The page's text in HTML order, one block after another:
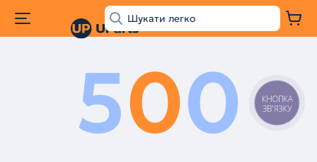
500
КНОПКА
ЗВ'ЯЗКУ